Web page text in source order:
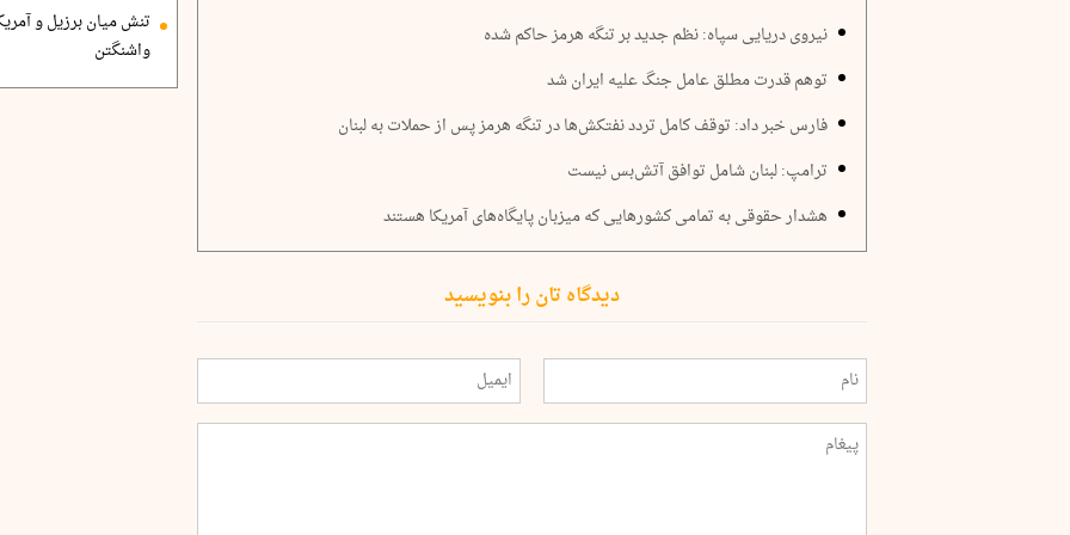
نیروی دریایی سپاه: نظم جدید بر تنگه هرمز حاکم شده
توهم قدرت مطلق عامل جنگ علیه ایران شد
فارس خبر داد: توقف کامل تردد نفتکش‌ها در تنگه هرمز پس از حملات به لبنان
ترامپ: لبنان شامل توافق آتش‌بس نیست
هشدار حقوقی به تمامی کشورهایی که میزبان پایگاه‌های آمریکا هستند
دیدگاه تان را بنویسید
تنش میان برزیل و
واشنگتن